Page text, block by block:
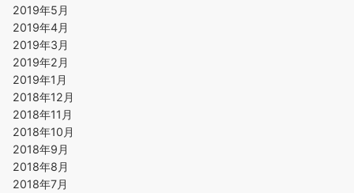
2019年5月
2019年4月
2019年3月
2019年2月
2019年1月
2018年12月
2018年11月
2018年10月
2018年9月
2018年8月
2018年7月